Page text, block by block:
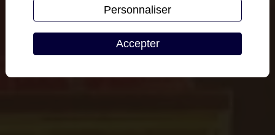
Accepter
Personnaliser